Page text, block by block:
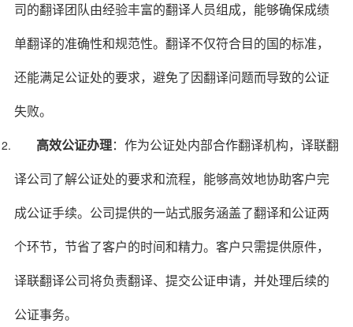
司的翻译团队由经验丰富的翻译人员组成，能够确保成绩
单翻译的准确性和规范性。翻译不仅符合目的国的标准，
还能满足公证处的要求，避免了因翻译问题而导致的公证
失败。
高效公证办理：作为公证处内部合作翻译机构，译联翻
译公司了解公证处的要求和流程，能够高效地协助客户完
成公证手续。公司提供的一站式服务涵盖了翻译和公证两
个环节，节省了客户的时间和精力。客户只需提供原件，
译联翻译公司将负责翻译、提交公证申请，并处理后续的
公证事务。